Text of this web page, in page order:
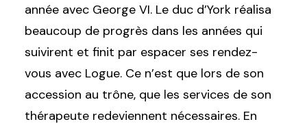
année avec George VI. Le duc d’York réalisa
beaucoup de progrès dans les années qui
suivirent et finit par espacer ses rendez-
vous avec Logue. Ce n’est que lors de son
accession au trône, que les services de son
thérapeute redeviennent nécessaires. En